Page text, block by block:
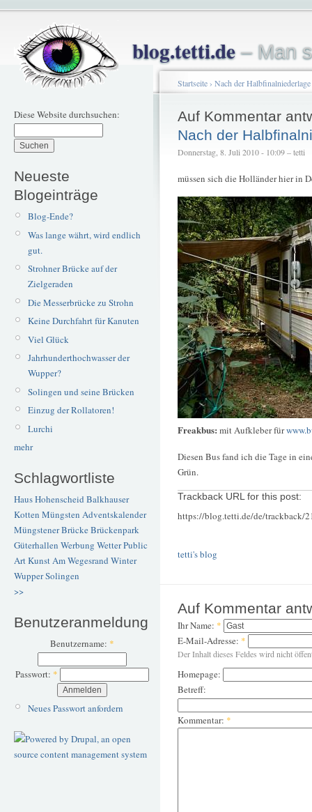
blog.tetti.de– Man
Diese Website durchsuchen:
Neueste
Blogeinträge
Blog-Ende?
Was lange währt, wird endlich
gut.
Strohner Brücke auf der
Zielgeraden
Die Messerbrücke zu Strohn
Keine Durchfahrt für Kanuten
Viel Glück
Jahrhunderthochwasser der
Wupper?
Solingen und seine Brücken
Einzug der Rollatoren!
Lurchi
mehr
Schlagwortliste
Haus Hohenscheid Balkhauser
Kotten Müngsten Adventskalender
Müngstener BrückeBrückenpark
Güterhallen Werbung WetterPublic
ArtKunstAm Wegesrand Winter
WupperSolingen
>>
Benutzeranmeldung
Benutzername: *
Passwort: *
Neues Passwort anfordern
Startseite› Nach der
Auf Kommentar
Nach der
Donnerstag, 8. Juli 2010 - 10:09 – tetti
müssen sich die Holländer hier in
Freakbus: mit Aufkleber für
Diesen Bus fand ich die Tage in
Grün.
Trackback URL for this post:
https://blog.tetti.de/de/trackback/
tetti's blog
Auf Kommentar
Ihr Name: *
E-Mail-Adresse: *
Der Inhalt dieses Feldes wird nicht
Homepage:
Betreff:
Kommentar: *